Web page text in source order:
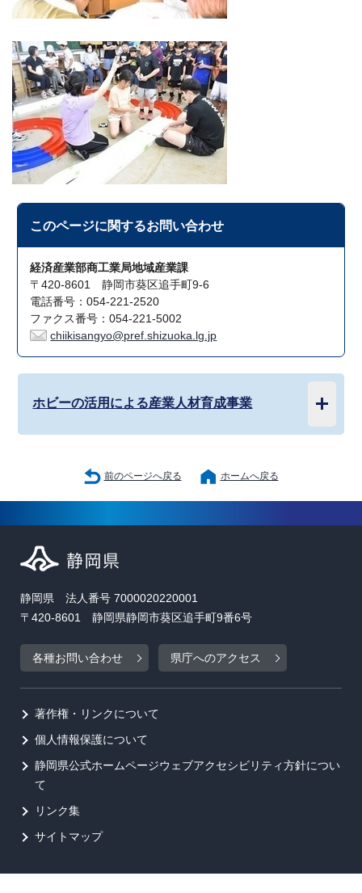
このページに関するお問い合わせ
経済産業部商工業局地域産業課
〒420-8601 静岡市葵区追手町9-6
電話番号：054-221-2520
ファクス番号：054-221-5002
chiikisangyo@pref.shizuoka.lg.jp
ホビーの活用による産業人材育成事業
前のページへ戻る ホームへ戻る
静岡県 法人番号 7000020220001
〒420-8601 静岡県静岡市葵区追手町9番6号
各種お問い合わせ 県庁へのアクセス
著作権・リンクについて
個人情報保護について
静岡県公式ホームページウェブアクセシビリティ方針につい
て
リンク集
サイトマップ